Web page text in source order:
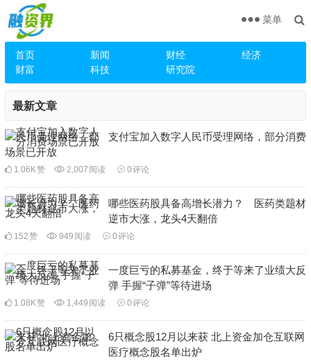
首页 新闻 财经
经济
财富
科技 研究院
菜单
最新文章
支付宝加入数字人民币受理网络，部分消费
场景已开放
1.06K赞 2,007 阅读 0评论
哪些医药股具备高增长潜力？ 医药类题材
逆市大涨，龙头4天翻倍
152赞 949 阅读 0评论
一度巨亏的私募基金，终于等来了业绩大反
弹 手握“子弹”等待进场
1.08K赞 1,449 阅读 0评论
6只概念股12月以来获 北上资金加仓互联网
医疗概念股名单出炉